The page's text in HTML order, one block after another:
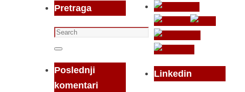
Pretraga
Search
for:
Search
Poslednji
komentari
Linkedin